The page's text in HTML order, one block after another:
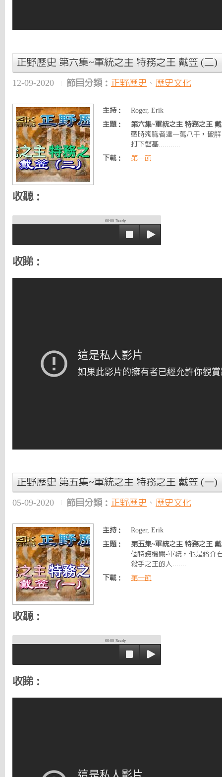
正野歷史 第六集~軍統之主 特務之王 戴笠 (二)
12-09-2020 節目分類： 正野歷史 、 歷史文化
主持：
Roger, Erik
主題：
第六集~軍統之主 特務之王
戰時殉職者達一萬八千，破
打下磐基...........
下載：
第一節
收聽：
00:00 Ready
收睇：
正野歷史 第五集~軍統之主 特務之王 戴笠 (一)
05-09-2020 節目分類： 正野歷史 、 歷史文化
主持：
Roger, Erik
主題：
第五集~軍統之主 特務之王
個特務機關-軍統，他是蔣介
殺手之王的人.......
下載：
第一節
收聽：
00:00 Ready
收睇：